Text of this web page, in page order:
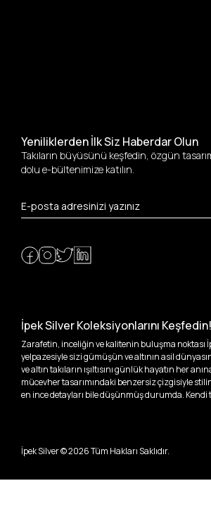
Yeniliklerden İlk Siz Haberdar Olun
Takıların büyüsünü keşfedin, özgün
dolu e-bültenimize katılın.
İpek Silver Koleksiyonlarını Keşfedin!
Zarafetin, inceliğin ve kalitenin buluşma noktası
yelpazesiyle sizi gümüşün ve altının asil
ve altın takıların ışıltısını günlük hayatın her
mücevher tasarımındaki benzersiz çizgisiyle
en ince detayları bile düşünmüş durumda. Kendi
İpek Silver’da her bir parça, sizin benzersiz
kendinizi ifade etmek için özel bir parça
ölümsüzleştirecek anlara uygun seçeneklerimizle
İpek Silver ©2026Tüm Hakları Saklıdır.